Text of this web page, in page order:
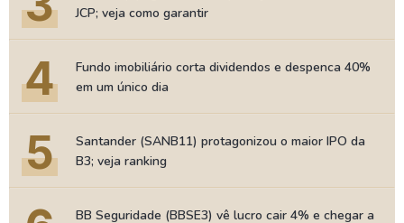
JCP; veja como garantir
4
Fundo imobiliário corta dividendos e despenca 40%
em um único dia
5
Santander (SANB11) protagonizou o maior IPO da
B3; veja ranking
BB Seguridade (BBSE3) vê lucro cair 4% e chegar a